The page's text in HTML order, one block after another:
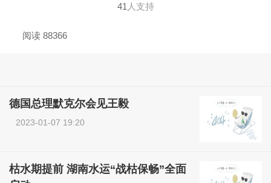
41 人支持
阅读 88366
德国总理默克尔会见王毅
2023-01-07 19:20
枯水期提前 湖南水运“战枯保畅”全面